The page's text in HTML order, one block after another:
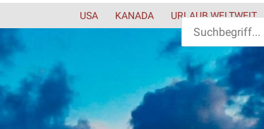
USA KANADA URLAUB WELTWEIT